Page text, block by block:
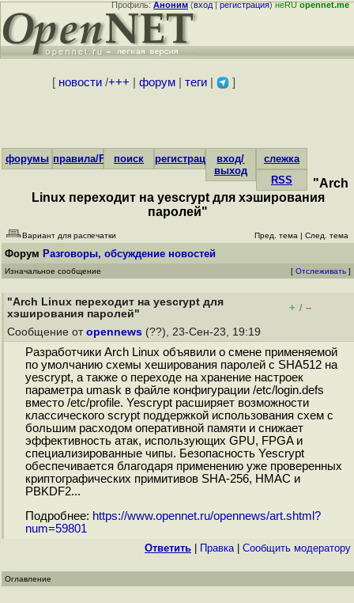
Профиль:Аноним(вход|регистрация)неRUopennet.me
[ новости/+++ форум| теги| ]
форумы правила/FAQпоиск регистрациявход/
выход
слежка
RSS
"Arch
Linux переходит на yescrypt для хэширования
паролей"
Вариант для распечатки Пред. тема | След. тема
Форум Разговоры, обсуждение новостей
Изначальное сообщение [ Отслеживать ]
"Arch Linux переходит на yescrypt для
хэширования паролей"
+ / –
Сообщение от opennews (??), 23-Сен-23, 19:19
Разработчики Arch Linux объявили о смене применяемой
по умолчанию схемы хеширования паролей с SHA512 на
yescrypt, а также о переходе на хранение настроек
параметра umask в файле конфигурации /etc/login.defs
вместо /etc/profile. Yescrypt расширяет возможности
классического scrypt поддержкой использования схем с
большим расходом оперативной памяти и снижает
эффективность атак, использующих GPU, FPGA и
специализированные чипы. Безопасность Yescrypt
обеспечивается благодаря применению уже проверенных
криптографических примитивов SHA-256, HMAC и
PBKDF2...
Подробнее: https://www.opennet.ru/opennews/art.shtml?
num=59801
Ответить Правка| Cообщить модератору
Оглавление